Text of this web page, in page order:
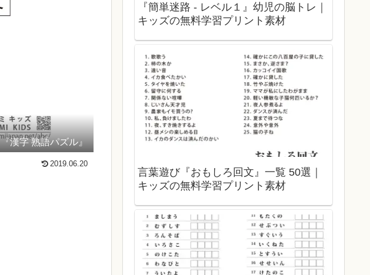
『漢字 熟語パズル』
2019.06.20
『簡単迷路 - レベル１』幼児の脳トレ｜
キッズの無料学習プリント素材
言葉遊び『おもしろ回文』一覧 50選｜
キッズの無料学習プリント素材